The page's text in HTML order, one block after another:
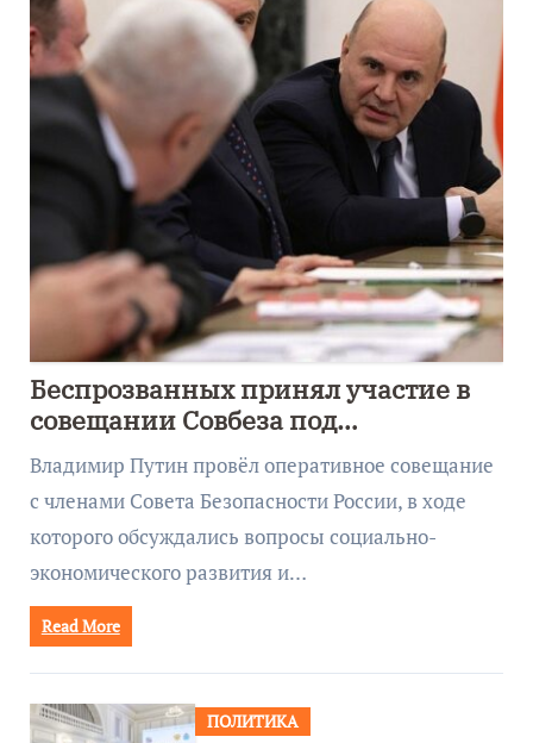
Беспрозванных принял участие в
совещании Совбеза под
руководством Путина
Владимир Путин провёл оперативное совещание
с членами Совета Безопасности России, в ходе
которого обсуждались вопросы социально-
экономического развития и…
Read More
ПОЛИТИКА